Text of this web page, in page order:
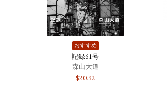
おすすめ
記録61号
森山大道
$20.92